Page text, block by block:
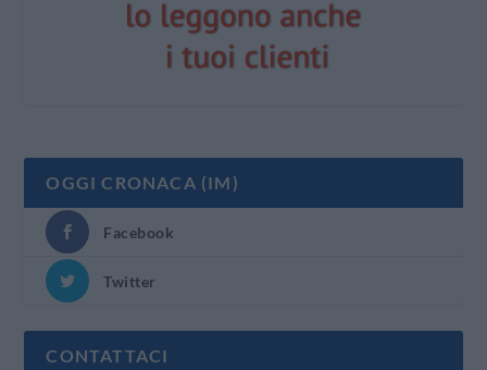
OGGI CRONACA (IM)
Facebook
Twitter
CONTATTACI